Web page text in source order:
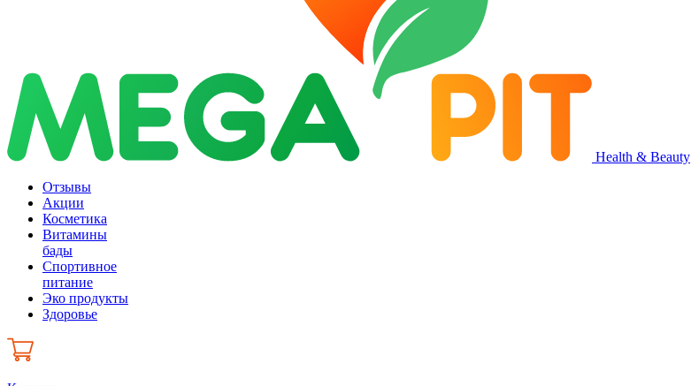
Health & Beauty
Отзывы
Акции
Косметика
Витамины
бады
Спортивное
питание
Эко продукты
Здоровье